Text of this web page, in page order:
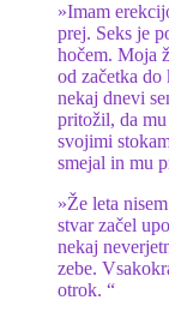
»Imam
prej. Seks je
hočem. Moja
od začetka do
nekaj dnevi
pritožil, da
svojimi
smejal in mu
»Že leta
stvar začel
nekaj
zebe.
otrok. “